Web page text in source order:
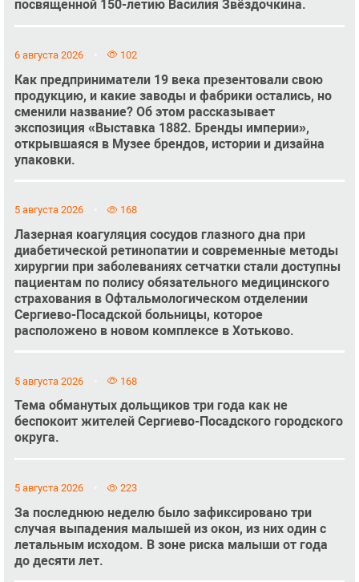
посвященной 150-летию Василия Звёздочкина.
6 августа 2026 102
Как предприниматели 19 века презентовали свою
продукцию, и какие заводы и фабрики остались, но
сменили название? Об этом рассказывает
экспозиция «Выставка 1882. Бренды империи»,
открывшаяся в Музее брендов, истории и дизайна
упаковки.
5 августа 2026 168
Лазерная коагуляция сосудов глазного дна при
диабетической ретинопатии и современные методы
хирургии при заболеваниях сетчатки стали доступны
пациентам по полису обязательного медицинского
страхования в Офтальмологическом отделении
Сергиево-Посадской больницы, которое
расположено в новом комплексе в Хотьково.
5 августа 2026 168
Тема обманутых дольщиков три года как не
беспокоит жителей Сергиево-Посадского городского
округа.
5 августа 2026 223
За последнюю неделю было зафиксировано три
случая выпадения малышей из окон, из них один с
летальным исходом. В зоне риска малыши от года
до десяти лет.